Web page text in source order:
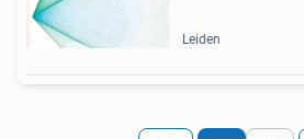
Leiden